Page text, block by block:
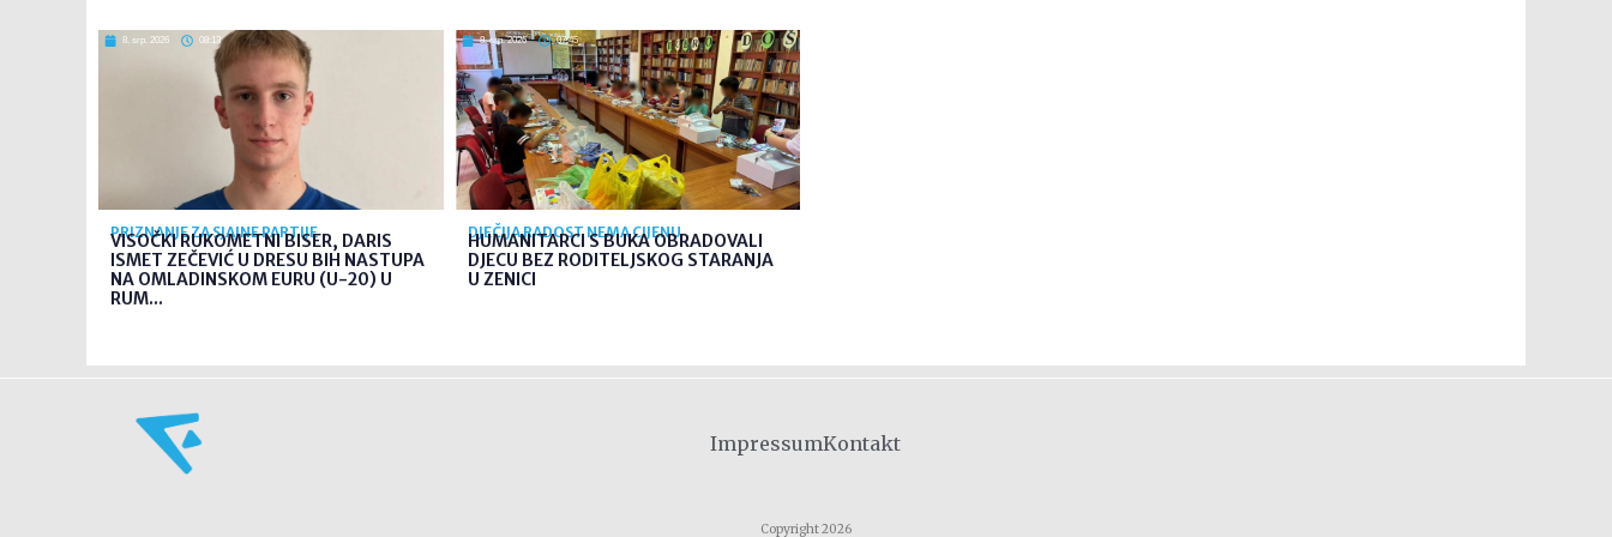
8. srp. 2026 08:13
PRIZNANJE ZA SJAJNE PARTIJE
VISOČKI RUKOMETNI BISER, DARIS
ISMET ZEČEVIĆ U DRESU BIH NASTUPA
NA OMLADINSKOM EURU (U-20) U
RUM...
8. srp. 2026 07:45
DJEČIJA RADOST NEMA CIJENU
HUMANITARCI S BUKA OBRADOVALI
DJECU BEZ RODITELJSKOG STARANJA
U ZENICI
ImpressumKontakt
Copyright 2026